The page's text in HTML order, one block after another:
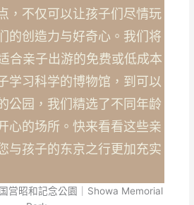
，不仅可以让孩子们尽情玩
的创造力与好奇心。我们将
合亲子出游的免费或低成本
学习科学的博物馆，到可以
公园，我们精选了不同年龄
心的场所。快来看看这些亲
与孩子的东京之行更加充实
営昭和記念公園｜Showa Memorial